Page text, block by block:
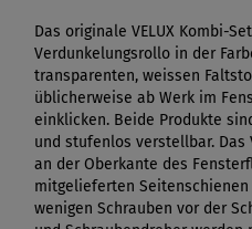
Das originale VELUX Kombi-
Verdunkelungsrollo in der
transparenten, weissen
üblicherweise ab Werk im
einklicken. Beide Produkte
und stufenlos verstellbar.
an der Oberkante des
mitgelieferten
wenigen Schrauben vor der